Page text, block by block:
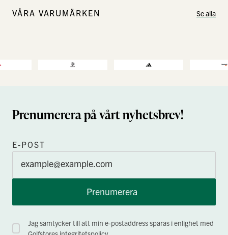
VÅRA VARUMÄRKEN Se alla
Prenumerera på vårt nyhetsbrev!
E-POST
Prenumerera
Jag samtycker till att min e-postaddress sparas i enlighet med